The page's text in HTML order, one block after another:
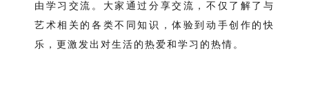
由学习交流。 大家通过分享交流，不仅了解了与
艺术相关的各类不同知识，体验到动手创作的快
乐，更激发出对生活的热爱和学习的热情。